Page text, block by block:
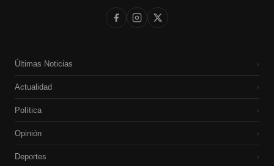
Últimas Noticias ›
Actualidad ›
Política ›
Opinión ›
Deportes ›